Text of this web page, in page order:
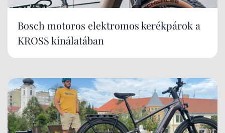
Bosch motoros elektromos kerékpárok a
KROSS kínálatában